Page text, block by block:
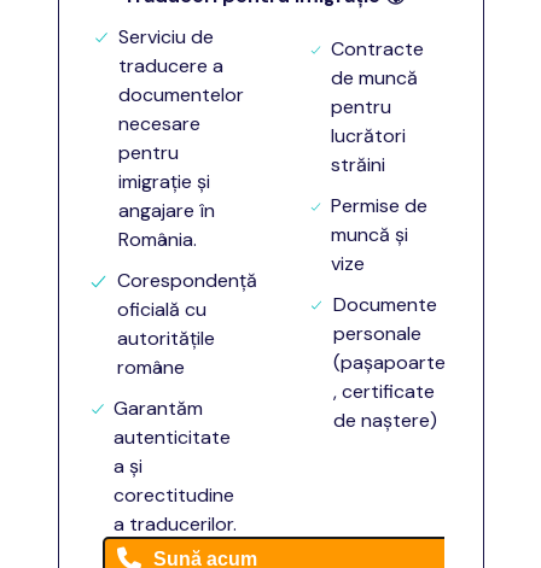
Sună acum
Corespondență
oficială cu
autoritățile
române
Serviciu de
traducere a
documentelor
necesare
pentru
imigrație și
angajare în
România.
Contracte
de muncă
pentru
lucrători
străini
Permise de
muncă și
vize
Garantăm
autenticitate
a și
corectitudine
a traducerilor.
Documente
personale
(pașapoarte
, certificate
de naștere)